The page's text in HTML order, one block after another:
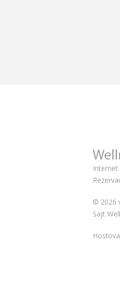
Internet
© 2026
Sajt